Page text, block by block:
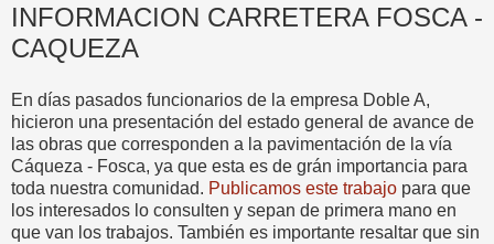
INFORMACION CARRETERA FOSCA -
CAQUEZA
En días pasados funcionarios de la empresa Doble A,
hicieron una presentación del estado general de avance de
las obras que corresponden a la pavimentación de la vía
Cáqueza - Fosca, ya que esta es de grán importancia para
toda nuestra comunidad. Publicamos este trabajo para que
los interesados lo consulten y sepan de primera mano en
que van los trabajos. También es importante resaltar que sin